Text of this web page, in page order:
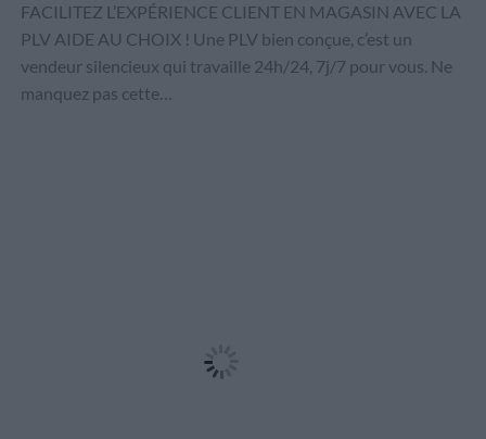
FACILITEZ L’EXPÉRIENCE CLIENT EN MAGASIN AVEC LA
PLV AIDE AU CHOIX ! Une PLV bien conçue, c’est un
vendeur silencieux qui travaille 24h/24, 7j/7 pour vous. Ne
manquez pas cette…